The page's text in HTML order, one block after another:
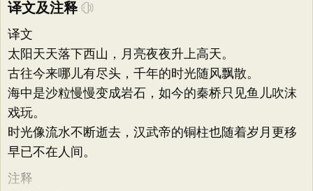
译文及注释
译文
太阳天天落下西山，月亮夜夜升上高天。
古往今来哪儿有尽头，千年的时光随风飘散。
海中是沙粒慢慢变成岩石，如今的秦桥只见鱼儿吹沫
戏玩。
时光像流水不断逝去，汉武帝的铜柱也随着岁月更移
早已不在人间。
注释